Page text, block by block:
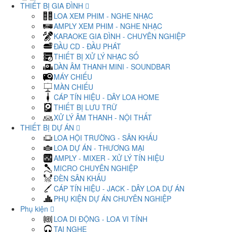
THIẾT BỊ GIA ĐÌNH
LOA XEM PHIM - NGHE NHẠC
AMPLY XEM PHIM - NGHE NHẠC
KARAOKE GIA ĐÌNH - CHUYÊN NGHIỆP
ĐẦU CD - ĐẦU PHÁT
THIẾT BỊ XỬ LÝ NHẠC SỐ
DÀN ÂM THANH MINI - SOUNDBAR
MÁY CHIẾU
MÀN CHIẾU
CÁP TÍN HIỆU - DÂY LOA HOME
THIẾT BỊ LƯU TRỮ
XỬ LÝ ÂM THANH - NỘI THẤT
THIẾT BỊ DỰ ÁN
LOA HỘI TRƯỜNG - SÂN KHẤU
LOA DỰ ÁN - THƯƠNG MẠI
AMPLY - MIXER - XỬ LÝ TÍN HIỆU
MICRO CHUYÊN NGHIỆP
ĐÈN SÂN KHẤU
CÁP TÍN HIỆU - JACK - DÂY LOA DỰ ÁN
PHỤ KIỆN DỰ ÁN CHUYÊN NGHIỆP
Phụ kiện
LOA DI ĐỘNG - LOA VI TÍNH
TAI NGHE